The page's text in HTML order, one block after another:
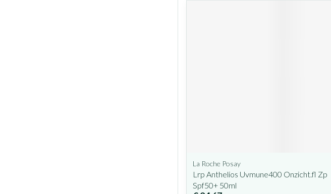
La Roche Posay
Lrp Anthelios Uvmune400 Onzicht.fl Zp
Spf50+ 50ml